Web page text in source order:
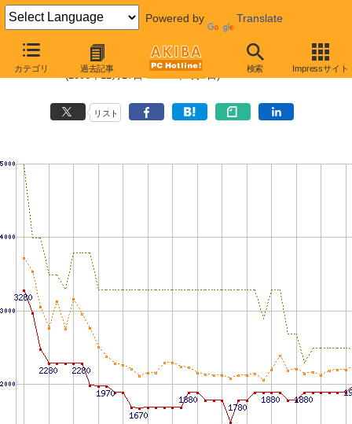
Powered by Translate
カテゴリ 過去記事 検索 Impressサイト
PC3-10600 1GBの価格推移
(2008年12月27日〜2010年3月6日)
リスト